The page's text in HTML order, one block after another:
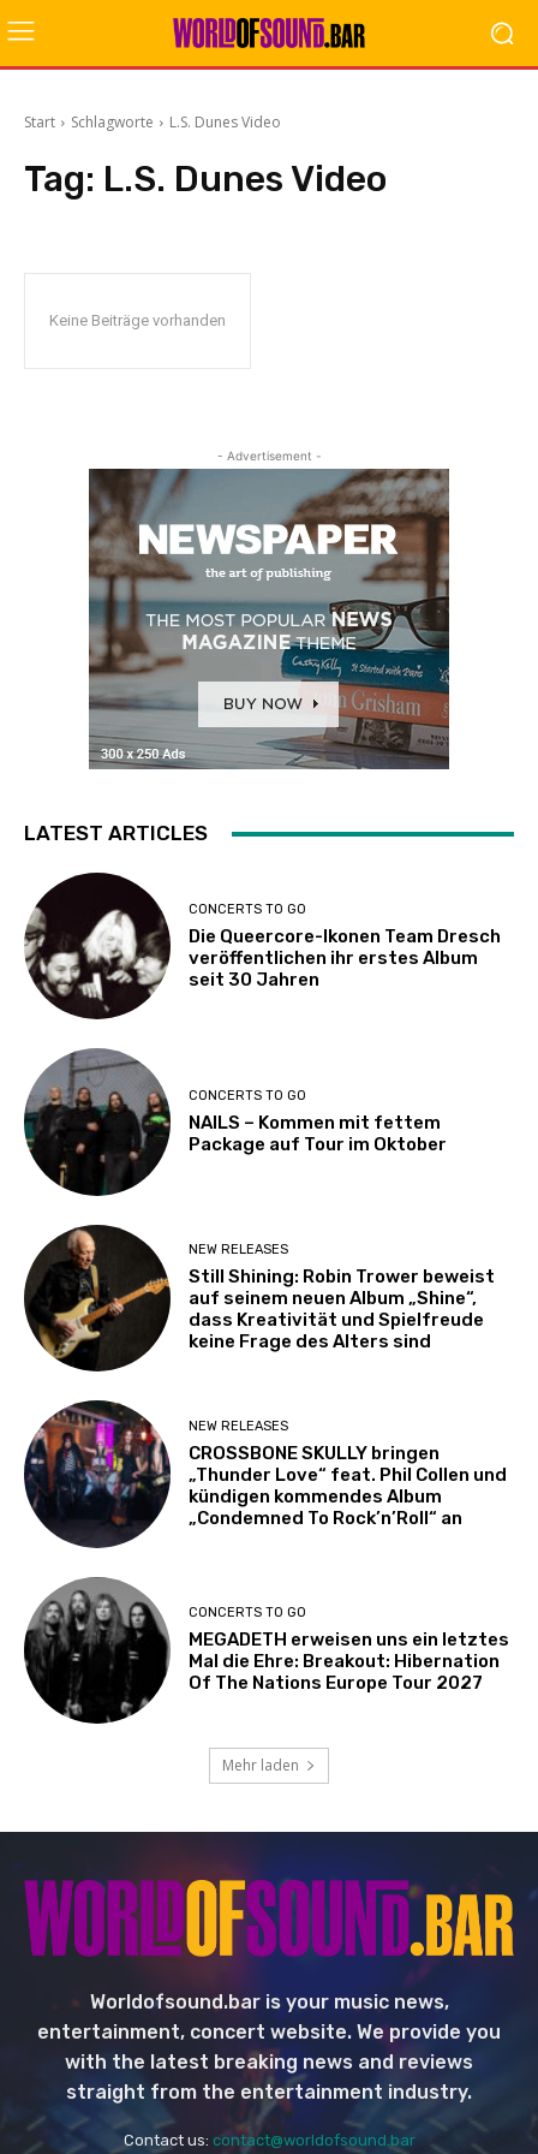
Start Schlagworte L.S. Dunes Video
Tag: L.S. Dunes Video
Keine Beiträge vorhanden
- Advertisement -
LATEST ARTICLES
CONCERTS TO GO
Die Queercore-Ikonen Team Dresch
veröffentlichen ihr erstes Album
seit 30 Jahren
CONCERTS TO GO
NAILS – Kommen mit fettem
Package auf Tour im Oktober
NEW RELEASES
Still Shining: Robin Trower beweist
auf seinem neuen Album „Shine“,
dass Kreativität und Spielfreude
keine Frage des Alters sind
NEW RELEASES
CROSSBONE SKULLY bringen
„Thunder Love“ feat. Phil Collen und
kündigen kommendes Album
„Condemned To Rock’n’Roll“ an
CONCERTS TO GO
MEGADETH erweisen uns ein letztes
Mal die Ehre: Breakout: Hibernation
Of The Nations Europe Tour 2027
Mehr laden
Worldofsound.bar is your music news,
entertainment, concert website. We provide you
with the latest breaking news and reviews
straight from the entertainment industry.
Contact us: contact@worldofsound.bar